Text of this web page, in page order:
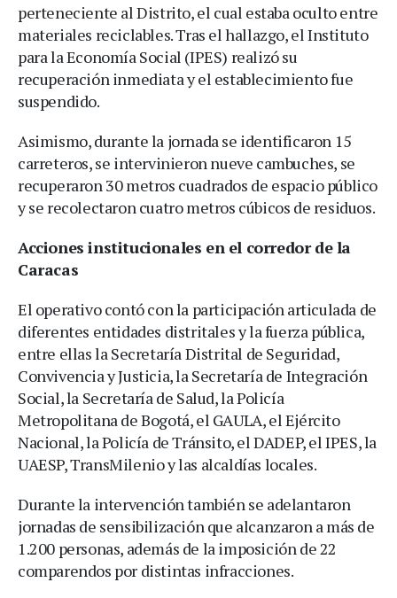
perteneciente al Distrito, el cual estaba oculto entre
materiales reciclables. Tras el hallazgo, el Instituto
para la Economía Social (IPES) realizó su
recuperación inmediata y el establecimiento fue
suspendido.
Asimismo, durante la jornada se identificaron 15
carreteros, se intervinieron nueve cambuches, se
recuperaron 30 metros cuadrados de espacio público
y se recolectaron cuatro metros cúbicos de residuos.
Acciones institucionales en el corredor de la
Caracas
El operativo contó con la participación articulada de
diferentes entidades distritales y la fuerza pública,
entre ellas la Secretaría Distrital de Seguridad,
Convivencia y Justicia, la Secretaría de Integración
Social, la Secretaría de Salud, la Policía
Metropolitana de Bogotá, el GAULA, el Ejército
Nacional, la Policía de Tránsito, el DADEP, el IPES, la
UAESP, TransMilenio y las alcaldías locales.
Durante la intervención también se adelantaron
jornadas de sensibilización que alcanzaron a más de
1.200 personas, además de la imposición de 22
comparendos por distintas infracciones.